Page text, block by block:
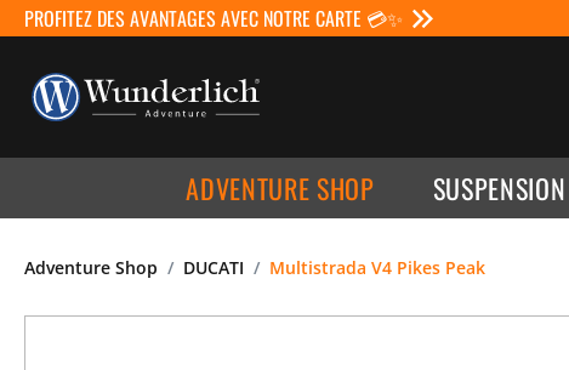
PROFITEZ DES AVANTAGES AVEC NOTRE CARTE 💳✨
ADVENTURE SHOP SUSPENSION
Adventure Shop DUCATI Multistrada V4 Pikes Peak